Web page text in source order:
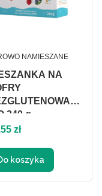
NA
240 g -
NAMIESZANE
zł
koszyka